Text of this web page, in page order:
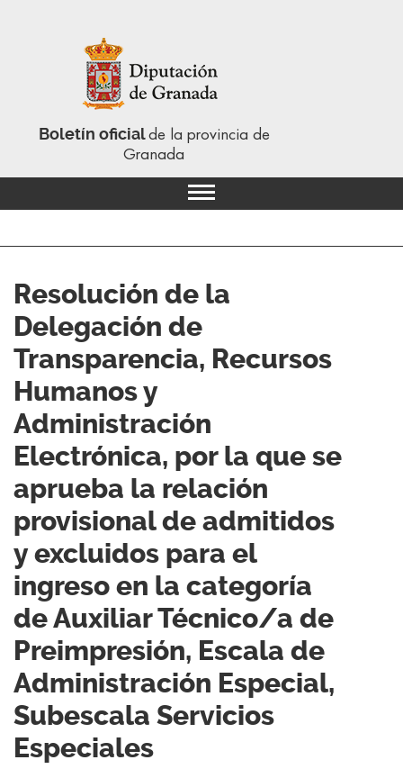
Boletín oficialde la provincia de
Granada
Resolución de la
Delegación de
Transparencia, Recursos
Humanos y
Administración
Electrónica, por la que se
aprueba la relación
provisional de admitidos
y excluidos para el
ingreso en la categoría
de Auxiliar Técnico/a de
Preimpresión, Escala de
Administración Especial,
Subescala Servicios
Especiales